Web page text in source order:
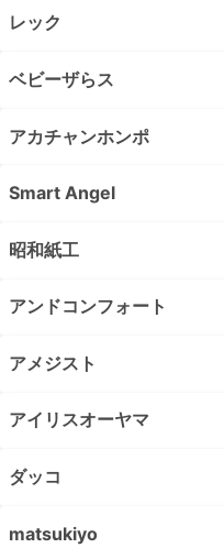
レック
ベビーザらス
アカチャンホンポ
Smart Angel
昭和紙工
アンドコンフォート
アメジスト
アイリスオーヤマ
ダッコ
matsukiyo